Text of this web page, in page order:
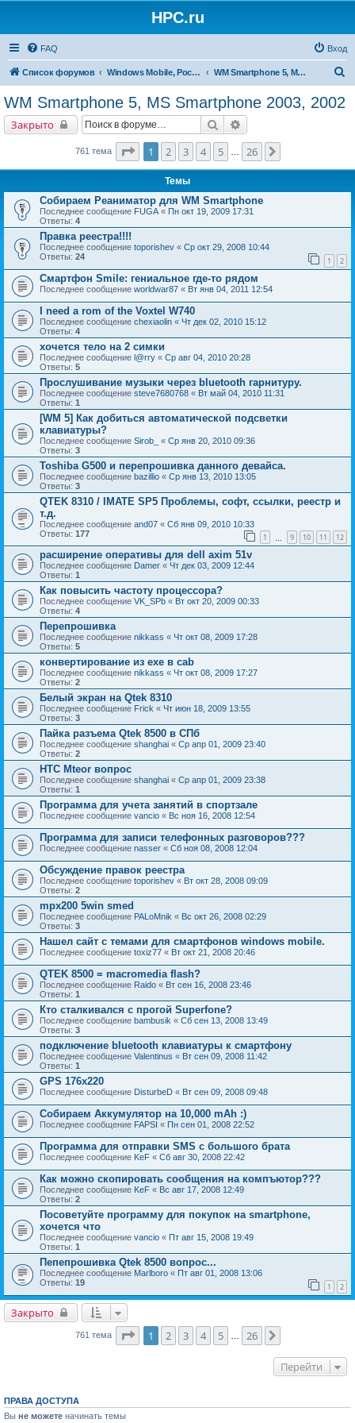
HPC.ru
FAQ Вход
Список форумов Windows Mobile, Pocket PC, MS Smartphone WM Smartphone 5, MS Smartphone 2003, 2002
WM Smartphone 5, MS Smartphone 2003, 2002
Закрыто Поиск
761 тема Страница1 из
1 2 3 4 5 26
Темы
Собираем Реаниматор для WM Smartphone
Последнее сообщение FUGA « Пн окт 19, 2009 17:31
Ответы: 4
Правка реестра!!!!
Последнее сообщение toporishev « Ср окт 29, 2008 10:44
Ответы: 24 1 2
Смартфон Smile: гениальное где-то рядом
Последнее сообщение worldwar87 « Вт янв 04, 2011 12:54
I need a rom of the Voxtel W740
Последнее сообщение chexiaolin « Чт дек 02, 2010 15:12
Ответы: 4
хочется тело на 2 симки
Последнее сообщение l@rry « Ср авг 04, 2010 20:28
Ответы: 5
Прослушивание музыки через bluetooth гарнитуру.
Последнее сообщение steve7680768 « Вт май 04, 2010 11:31
Ответы: 1
[WM 5] Как добиться автоматической подсветки
клавиатуры?
Последнее сообщение Sirob_ « Ср янв 20, 2010 09:36
Ответы: 3
Toshiba G500 и перепрошивка данного девайса.
Последнее сообщение bazillio « Ср янв 13, 2010 13:05
Ответы: 3
QTEK 8310 / IMATE SP5 Проблемы, софт, ссылки, реестр и
т.д.
Последнее сообщение and07 « Сб янв 09, 2010 10:33
Ответы: 177 1 9 10 11 12
расширение оперативы для dell axim 51v
Последнее сообщение Damer « Чт дек 03, 2009 12:44
Ответы: 1
Как повысить частоту процессора?
Последнее сообщение VK_SPb « Вт окт 20, 2009 00:33
Ответы: 4
Перепрошивка
Последнее сообщение nikkass « Чт окт 08, 2009 17:28
Ответы: 5
конвертирование из exe в cab
Последнее сообщение nikkass « Чт окт 08, 2009 17:27
Ответы: 2
Белый экран на Qtek 8310
Последнее сообщение Frick « Чт июн 18, 2009 13:55
Ответы: 3
Пайка разъема Qtek 8500 в СПб
Последнее сообщение shanghai « Ср апр 01, 2009 23:40
Ответы: 2
HTC Mteor вопрос
Последнее сообщение shanghai « Ср апр 01, 2009 23:38
Ответы: 1
Программа для учета занятий в спортзале
Последнее сообщение vancio « Вс ноя 16, 2008 12:54
Программа для записи телефонных разговоров???
Последнее сообщение nasser « Сб ноя 08, 2008 12:04
Обсуждение правок реестра
Последнее сообщение toporishev « Вт окт 28, 2008 09:09
Ответы: 2
mpx200 5win smed
Последнее сообщение PALoMnik « Вс окт 26, 2008 02:29
Ответы: 3
Нашел сайт с темами для смартфонов windows mobile.
Последнее сообщение toxiz77 « Вт окт 21, 2008 20:46
QTEK 8500 = macromedia flash?
Последнее сообщение Raido « Вт сен 16, 2008 23:46
Ответы: 1
Кто сталкивался с прогой Superfone?
Последнее сообщение bambusik « Сб сен 13, 2008 13:49
Ответы: 3
подключение bluetooth клавиатуры к смартфону
Последнее сообщение Valentinus « Вт сен 09, 2008 11:42
Ответы: 1
GPS 176x220
Последнее сообщение DisturbeD « Вт сен 09, 2008 09:48
Собираем Аккумулятор на 10,000 mAh :)
Последнее сообщение FAPSI « Пн сен 01, 2008 22:52
Программа для отправки SMS c большого брата
Последнее сообщение KeF « Сб авг 30, 2008 22:42
Как можно скопировать сообщения на компъютор???
Последнее сообщение KeF « Вс авг 17, 2008 12:49
Ответы: 2
Посоветуйте программу для покупок на smartphone,
хочется что
Последнее сообщение vancio « Пт авг 15, 2008 19:49
Ответы: 1
Пепепрошивка Qtek 8500 вопрос...
Последнее сообщение Marlboro « Пт авг 01, 2008 13:06
Ответы: 19 1 2
Закрыто
761 тема Страница1 из
1 2 3 4 5 26
Перейти
ПРАВА ДОСТУПА
Вы не можете начинать темы